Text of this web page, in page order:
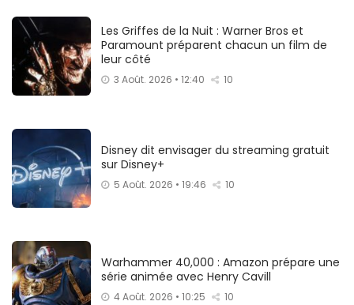
Les Griffes de la Nuit : Warner Bros et
Paramount préparent chacun un film de
leur côté
3 Août. 2026 • 12:40 10
Disney dit envisager du streaming gratuit
sur Disney+
5 Août. 2026 • 19:46 10
Warhammer 40,000 : Amazon prépare une
série animée avec Henry Cavill
4 Août. 2026 • 10:25 10